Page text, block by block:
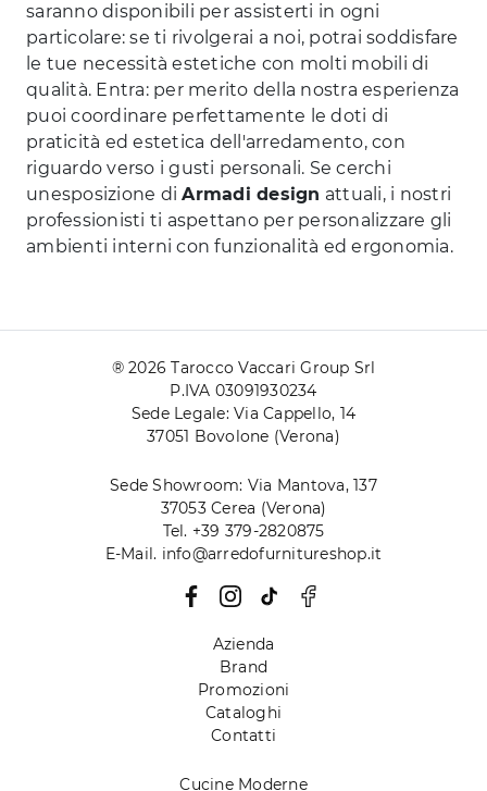
saranno disponibili per assisterti in ogni
particolare: se ti rivolgerai a noi, potrai soddisfare
le tue necessità estetiche con molti mobili di
qualità. Entra: per merito della nostra esperienza
puoi coordinare perfettamente le doti di
praticità ed estetica dell'arredamento, con
riguardo verso i gusti personali. Se cerchi
unesposizione diArmadi design attuali, i nostri
professionisti ti aspettano per personalizzare gli
ambienti interni con funzionalità ed ergonomia.
® 2026 Tarocco Vaccari Group Srl
P.IVA 03091930234
Sede Legale: Via Cappello, 14
37051 Bovolone (Verona)
Sede Showroom: Via Mantova, 137
37053 Cerea (Verona)
Tel. +39 379-2820875
E-Mail. info@arredofurnitureshop.it
Azienda
Brand
Promozioni
Cataloghi
Contatti
Cucine Moderne